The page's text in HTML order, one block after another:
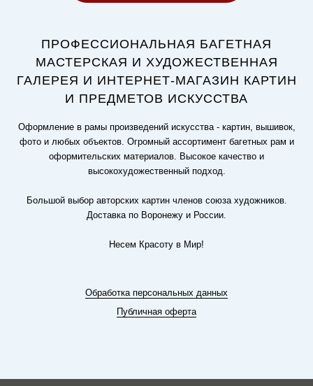
ПРОФЕССИОНАЛЬНАЯ БАГЕТНАЯ
МАСТЕРСКАЯ И ХУДОЖЕСТВЕННАЯ
ГАЛЕРЕЯ И ИНТЕРНЕТ-МАГАЗИН КАРТИН
И ПРЕДМЕТОВ ИСКУССТВА
Оформление в рамы произведений искусства - картин, вышивок,
фото и любых объектов. Огромный ассортимент багетных рам и
оформительских материалов. Высокое качество и
высокохудожественный подход.
Большой выбор авторских картин членов союза художников.
Доставка по Воронежу и России.
Несем Красоту в Мир!
Обработка персональных данных
Публичная оферта